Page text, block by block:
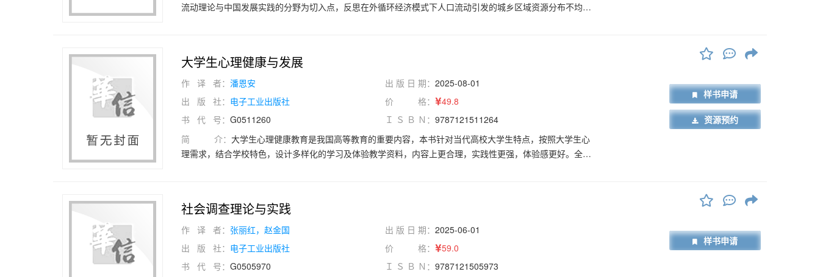
流动理论与中国发展实践的分野为切入点，反思在外循环经济模式下人口流动引发的城乡区域资源分布不均、
大学生心理健康与发展
作 译 者： 潘恩安 出 版 日 期： 2025-08-01
出 版 社： 电子工业出版社 价 格：
49.8
书 代 号： G0511260 Ｉ Ｓ Ｂ Ｎ： 9787121511264
简 介： 大学生心理健康教育是我国高等教育的重要内容，本书针对当代高校大学生特点，按照大学生心
理需求，结合学校特色，设计多样化的学习及体验教学资料，内容上更合理，实践性更强，体验感更好。全书
对日常情绪，情绪管理章节传授有效的调节之道;在学习场景中，学习心理与提升策略可助力优化学习状态、
提高效率;当遭遇生活中的挑战时，压力与挫折应对的内容能提供应对思路;若涉及较深层的心理问题与障碍，
精神障碍与咨询辅导会给出专业的指引;对于生命与危机，生命意义与危机干预的内容具有重要的启示和救助
意义;在未来发展规划上，职业生涯认识与规划帮助明确方向;最后，心理健康实践活动项目则通过实践形式，
让大学生在参与中深化对心理健康的理解与应用。本书既可作为大学生自主提升心理健康素养的有益读物，又
样书申请
资源预约
社会调查理论与实践
作 译 者： 张丽红，赵金国 出 版 日 期： 2025-06-01
出 版 社： 电子工业出版社 价 格：
59.0
书 代 号： G0505970 Ｉ Ｓ Ｂ Ｎ： 9787121505973
样书申请